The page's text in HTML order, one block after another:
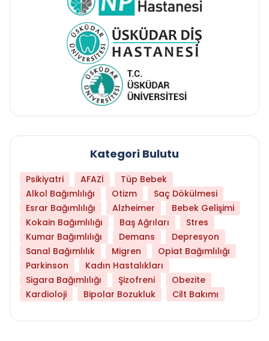
Kategori Bulutu
Psikiyatri AFAZİ
Tüp Bebek
Alkol Bağımlılığı
Otizm
Saç Dökülmesi
Esrar Bağımlılığı
Alzheimer
Bebek Gelişimi
Kokain Bağımlılığı
Baş Ağrıları
Stres
Kumar Bağımlılığı
Demans
Depresyon
Sanal Bağımlılık
Migren
Opiat Bağımlılığı
Parkinson
Kadın Hastalıkları
Sigara Bağımlılığı
Şizofreni
Obezite
Kardioloji
Bipolar Bozukluk Cilt Bakımı